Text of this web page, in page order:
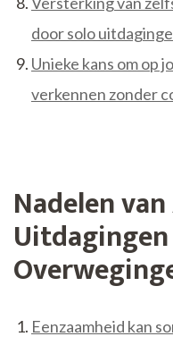
door solo
Unieke kans om op
verkennen zonder
Nadelen
Eenzaamheid kan